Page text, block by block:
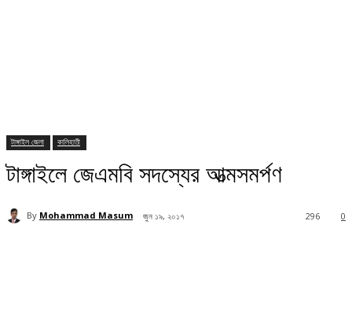
টাঙ্গাইল জেলা কালিহাতী
টাঙ্গাইলে জেএমবি সদস্যের আত্মসমর্পণ
By Mohammad Masum জুন ১৯, ২০১৭ 0
296